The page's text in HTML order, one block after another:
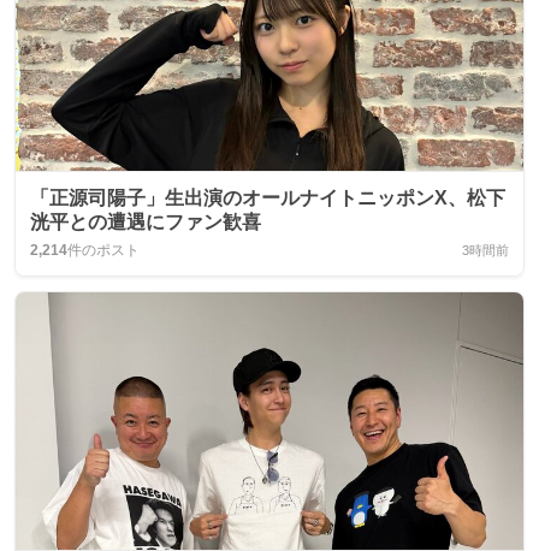
「正源司陽子」生出演のオールナイトニッポンX、松下
洸平との遭遇にファン歓喜
2,214件のポスト 3時間前